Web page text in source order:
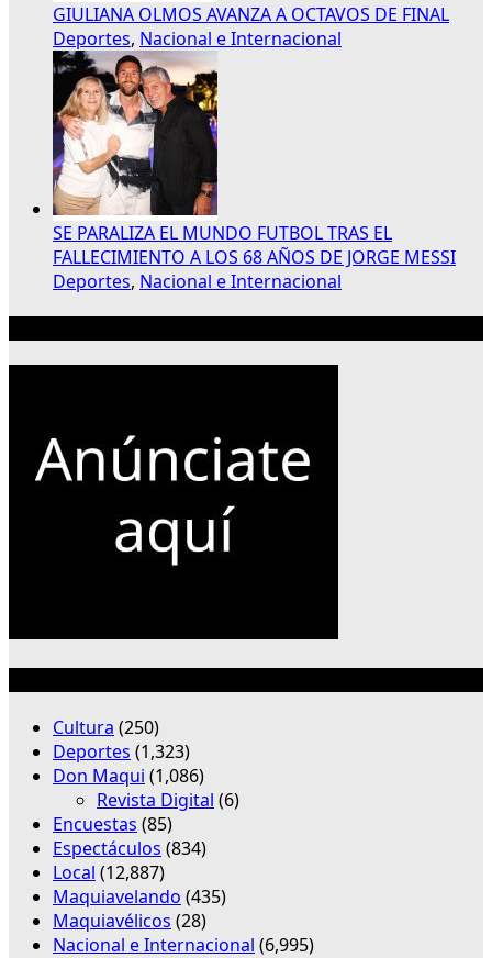
GIULIANA OLMOS AVANZA A OCTAVOS DE FINAL
Deportes, Nacional e Internacional
SE PARALIZA EL MUNDO FUTBOL TRAS EL
FALLECIMIENTO A LOS 68 AÑOS DE JORGE MESSI
Deportes, Nacional e Internacional
Cultura (250)
Deportes (1,323)
Don Maqui (1,086)
Revista Digital (6)
Encuestas (85)
Espectáculos (834)
Local (12,887)
Maquiavelando (435)
Maquiavélicos (28)
Nacional e Internacional (6,995)